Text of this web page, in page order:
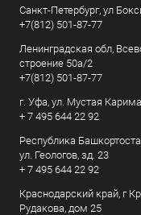
Санкт-Петербург, ул
+7(812) 501-87-77
Ленинградская обл,
строение 50а/2
+7(812) 501-87-77
г. Уфа, ул. Мустая
+ 7 495 644 22 92
Республика
ул. Геологов, зд. 23
+ 7 495 644 22 92
Краснодарский край, г
Рудакова, дом 25